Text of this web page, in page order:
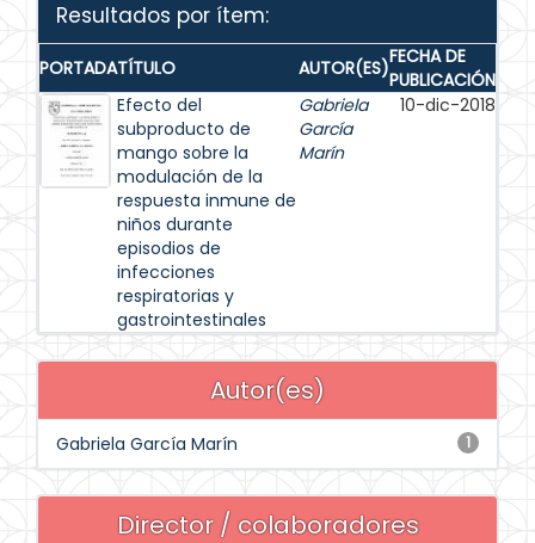
Resultados por ítem:
PORTADATÍTULO AUTOR(ES)FECHA DE
PUBLICACIÓN
Efecto del
subproducto de
mango sobre la
modulación de la
respuesta inmune de
niños durante
episodios de
infecciones
respiratorias y
gastrointestinales
Gabriela
García
Marín
10-dic-2018
Autor(es)
1
Gabriela García Marín
Director / colaboradores